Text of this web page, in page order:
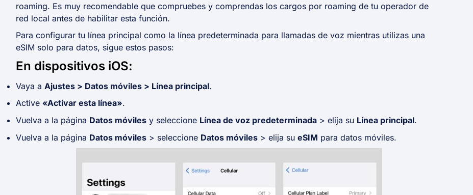
roaming. Es muy recomendable que compruebes y comprendas los cargos por roaming de tu operador de
red local antes de habilitar esta función.
Para configurar tu línea principal como la línea predeterminada para llamadas de voz mientras utilizas una
eSIM solo para datos, sigue estos pasos:
En dispositivos iOS:
Vaya aAjustes > Datos móviles > Línea principal.
Active «Activar esta línea».
Vuelva a la página Datos móviles y seleccione Línea de voz predeterminada > elija su Línea principal.
Vuelva a la página Datos móviles > seleccione Datos móviles > elija sueSIM para datos móviles.